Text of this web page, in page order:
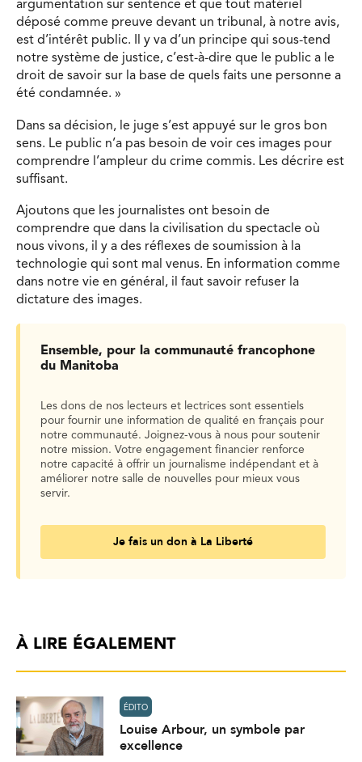
argumentation sur sentence et que tout matériel
déposé comme preuve devant un tribunal, à notre avis,
est d’intérêt public. Il y va d’un principe qui sous-tend
notre système de justice, c’est-à-dire que le public a le
droit de savoir sur la base de quels faits une personne a
été condamnée. »
Dans sa décision, le juge s’est appuyé sur le gros bon
sens. Le public n’a pas besoin de voir ces images pour
comprendre l’ampleur du crime commis. Les décrire est
suffisant.
Ajoutons que les journalistes ont besoin de
comprendre que dans la civilisation du spectacle où
nous vivons, il y a des réflexes de soumission à la
technologie qui sont mal venus. En information comme
dans notre vie en général, il faut savoir refuser la
dictature des images.
Ensemble, pour la communauté francophone
du Manitoba
Les dons de nos lecteurs et lectrices sont essentiels
pour fournir une information de qualité en français pour
notre communauté. Joignez-vous à nous pour soutenir
notre mission. Votre engagement financier renforce
notre capacité à offrir un journalisme indépendant et à
améliorer notre salle de nouvelles pour mieux vous
servir.
Je fais un don à La Liberté
À LIRE ÉGALEMENT
ÉDITO
Louise Arbour, un symbole par
excellence